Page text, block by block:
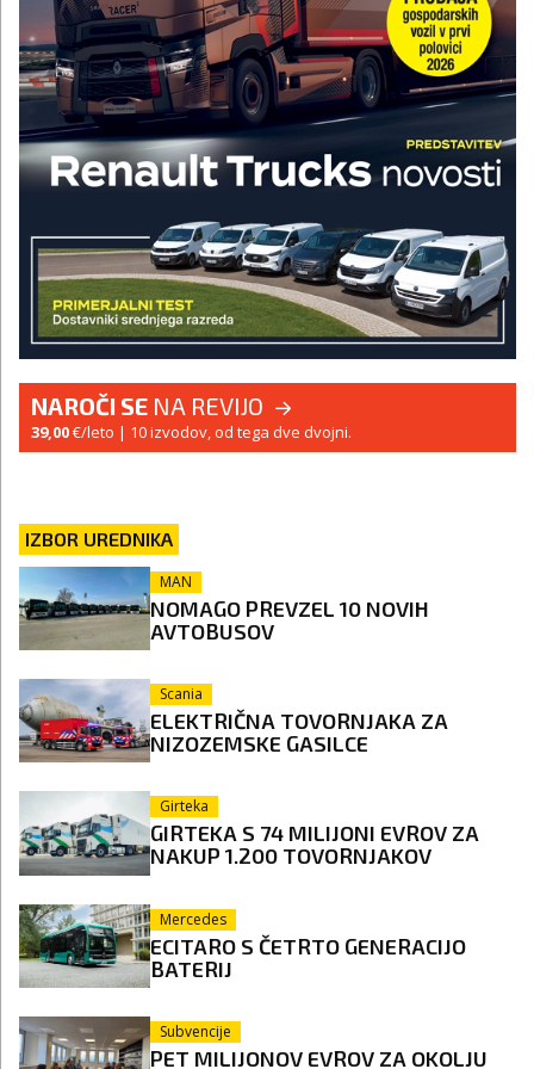
NAROČI SE NA REVIJO
39,00€/leto | 10 izvodov, od tega dve dvojni.
IZBOR UREDNIKA
MAN
NOMAGO PREVZEL 10 NOVIH
AVTOBUSOV
Scania
ELEKTRIČNA TOVORNJAKA ZA
NIZOZEMSKE GASILCE
Girteka
GIRTEKA S 74 MILIJONI EVROV ZA
NAKUP 1.200 TOVORNJAKOV
Mercedes
ECITARO S ČETRTO GENERACIJO
BATERIJ
Subvencije
PET MILIJONOV EVROV ZA OKOLJU